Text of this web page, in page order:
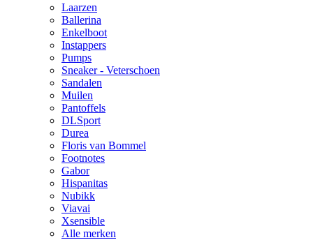
Laarzen
Ballerina
Enkelboot
Instappers
Pumps
Sneaker - Veterschoen
Sandalen
Muilen
Pantoffels
DLSport
Durea
Floris van Bommel
Footnotes
Gabor
Hispanitas
Nubikk
Viavai
Xsensible
Alle merken